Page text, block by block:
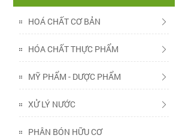
HOÁ CHẤT CƠ BẢN
HÓA CHẤT THỰC PHẨM
MỸ PHẨM - DƯỢC PHẨM
XỬ LÝ NƯỚC
PHÂN BÓN HỮU CƠ